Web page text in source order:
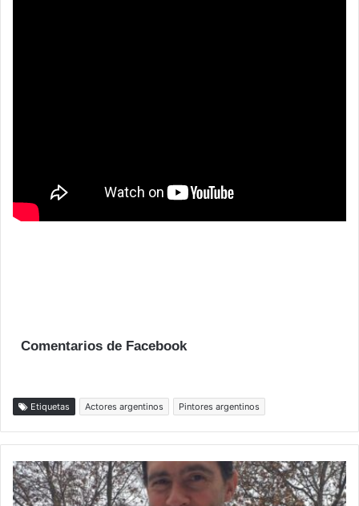
Comentarios de Facebook
Etiquetas Actores argentinos Pintores argentinos